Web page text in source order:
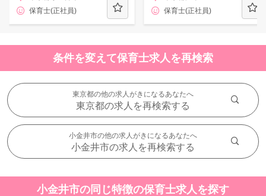
保育士(正社員)
保育士(正社員)
条件を変えて保育士求人を再検索
東京都の他の求人がきになるあなたへ
東京都の求人を再検索する
小金井市の他の求人がきになるあなたへ
小金井市の求人を再検索する
小金井市の同じ特徴の保育士求人を探す